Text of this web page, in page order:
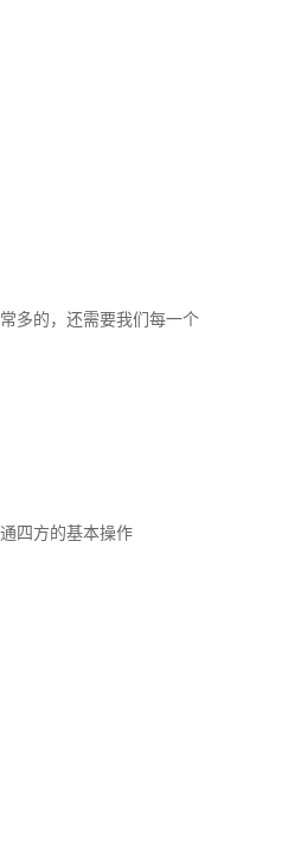
多的，还需要我们每一个
四方的基本操作